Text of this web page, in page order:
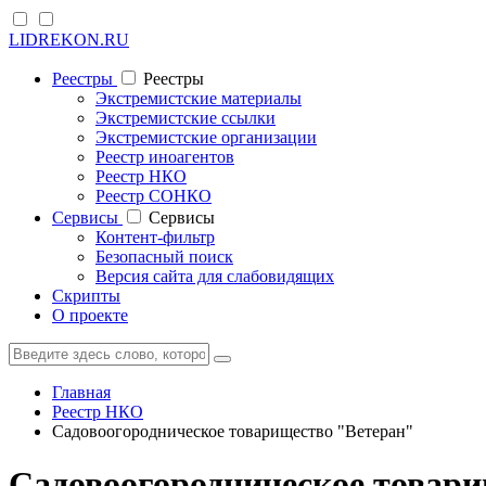
LIDREKON.RU
Реестры
Реестры
Экстремистские материалы
Экстремистские ссылки
Экстремистские организации
Реестр иноагентов
Реестр НКО
Реестр СОНКО
Cервисы
Cервисы
Контент-фильтр
Безопасный поиск
Версия сайта для слабовидящих
Скрипты
О проекте
Главная
Реестр НКО
Садовоогородническое товарищество "Ветеран"